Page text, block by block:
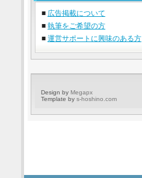
■ 広告掲載について
■ 執筆をご希望の方
■ 運営サポートに興味のある方
Design by Megapx
Template by s-hoshino.com